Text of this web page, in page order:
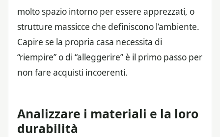
molto spazio intorno per essere apprezzati, o
strutture massicce che definiscono l’ambiente.
Capire se la propria casa necessita di
“riempire” o di “alleggerire” è il primo passo per
non fare acquisti incoerenti.
Analizzare i materiali e la loro
durabilità